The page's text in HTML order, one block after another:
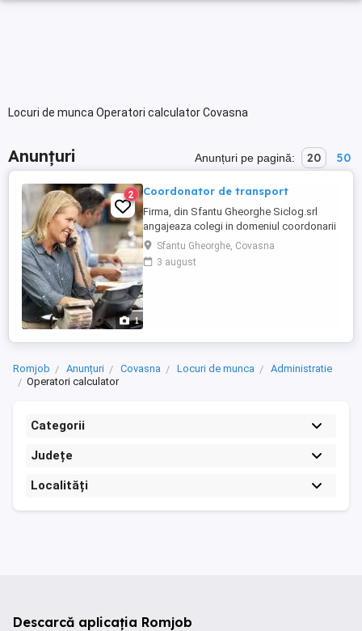
Locuri de munca Operatori calculator Covasna
Anunțuri Anunțuri pe pagină: 20 50
1
2 Coordonator de transport
Firma, din Sfantu Gheorghe Siclog.srl
angajeaza colegi in domeniul coordonarii
de transport. Cautam persoane
comunicative, dinamice, deschise. Este
necesar cunoasterea unei limbi straine si
Sfantu Gheorghe, Covasna
3 august
Romjob Anunțuri Covasna Locuri de munca
Administratie
Operatori calculator
Categorii
Județe
Localități
Descarcă aplicația Romjob